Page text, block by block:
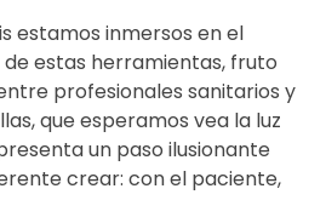
estamos inmersos en el
estas herramientas, fruto
profesionales sanitarios y
que esperamos vea la luz
un paso ilusionante
crear: con el paciente,